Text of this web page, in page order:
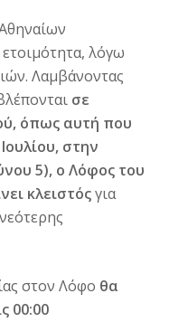
λόγω
Λαμβάνοντας
σε
όπως αυτή που
στην
5), ο Λόφος του
κλειστόςγια
στον Λόφο θα
00:00